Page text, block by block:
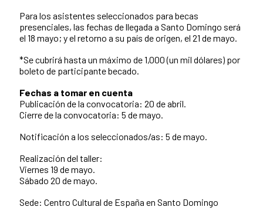
Para los asistentes seleccionados para becas
presenciales, las fechas de llegada a Santo Domingo será
el 18 mayo; y el retorno a su país de origen, el 21 de mayo.
*Se cubrirá hasta un máximo de 1,000 (un mil dólares) por
boleto de participante becado.
Fechas a tomar en cuenta
Publicación de la convocatoria: 20 de abril.
Cierre de la convocatoria: 5 de mayo.
Notificación a los seleccionados/as: 5 de mayo.
Realización del taller:
Viernes 19 de mayo.
Sábado 20 de mayo.
Sede: Centro Cultural de España en Santo Domingo